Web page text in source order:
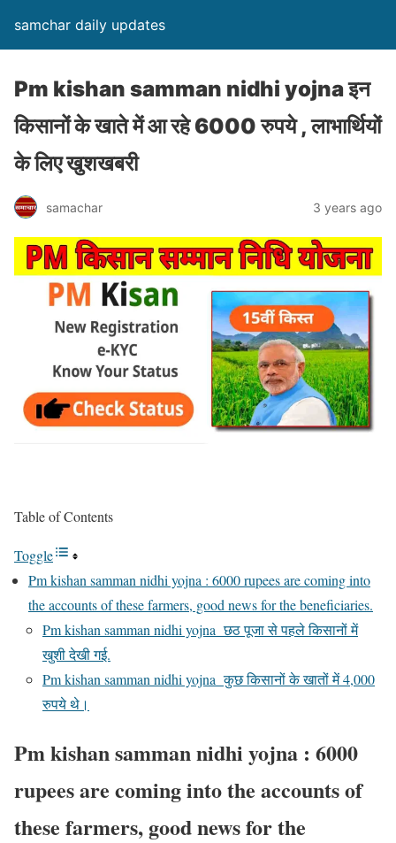
samchar daily updates
Pm kishan samman nidhi yojna इन
क‍िसानों के खाते में आ रहे 6000 रुपये , लाभार्थ‍ियों
के ल‍िए खुशखबरी
samachar 3 years ago
Table of Contents
Toggle
Pm kishan samman nidhi yojna : 6000 rupees are coming into
the accounts of these farmers, good news for the beneficiaries.
Pm kishan samman nidhi yojna छठ पूजा से पहले किसानों में
खुशी देखी गई.
Pm kishan samman nidhi yojna कुछ किसानों के खातों में 4,000
रुपये थे।
Pm kishan samman nidhi yojna : 6000
rupees are coming into the accounts of
these farmers, good news for the